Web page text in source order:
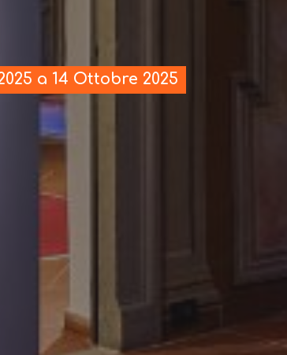
a 14 Ottobre 2025